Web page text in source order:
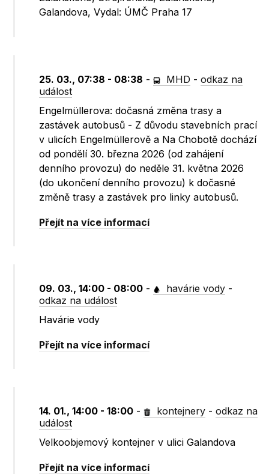
Galandova, Vydal: ÚMČ Praha 17
25. 03., 07:38 - 08:38 - MHD -odkaz na
událost
Engelmüllerova: dočasná změna trasy a
zastávek autobusů - Z důvodu stavebních prací
v ulicích Engelmüllerově a Na Chobotě dochází
od pondělí 30. března 2026 (od zahájení
denního provozu) do neděle 31. května 2026
(do ukončení denního provozu) k dočasné
změně trasy a zastávek pro linky autobusů.
Přejít na více informací
09. 03., 14:00 - 08:00 - havárie vody -
odkaz na událost
Havárie vody
Přejít na více informací
14. 01., 14:00 - 18:00 - kontejnery -odkaz na
událost
Velkoobjemový kontejner v ulici Galandova
Přejít na více informací